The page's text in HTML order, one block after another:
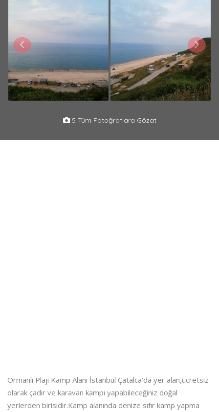
5 Tüm Fotoğraflara Gözat
Ormanlı Plajı Kamp Alanı İstanbul Çatalca’da yer alan,ücretsiz
olarak çadır ve karavan kampı yapabileceğiniz doğal
yerlerden birisidir.Kamp alanında denize sıfır kamp yapma